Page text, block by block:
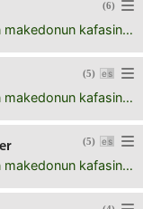
(6)
attirmayin makedonun kafasini
matris
(5)
attirmayin makedonun kafasini
matrisi tek seferde
(5)
attirmayin makedonun kafasini
birkaç sorum